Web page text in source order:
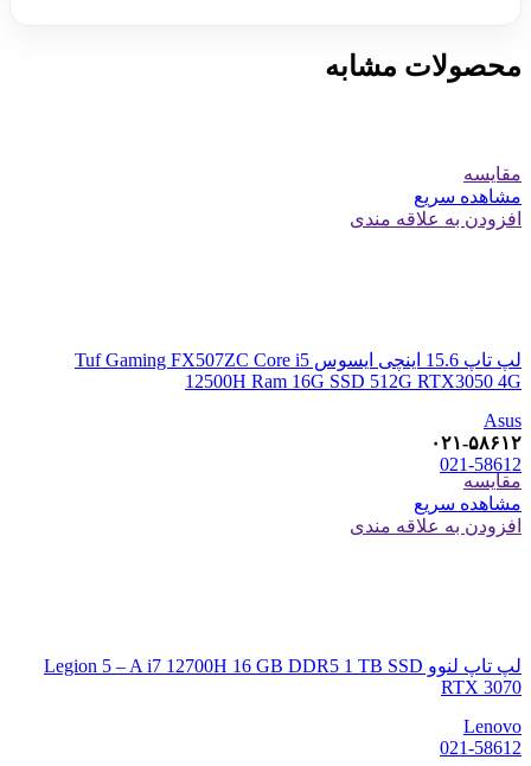
محصولات مشابه
مقایسه
مشاهده سریع
افزودن به علاقه مندی
لپ تاپ 15.6 اینچی ایسوس Tuf Gaming FX507ZC Core i5
12500H Ram 16G SSD 512G RTX3050 4G
Asus
۰۲۱-۵۸۶۱۲
021-58612
مقایسه
مشاهده سریع
افزودن به علاقه مندی
لپ تاپ لنوو Legion 5 – A i7 12700H 16 GB DDR5 1 TB SSD
RTX 3070
Lenovo
021-58612